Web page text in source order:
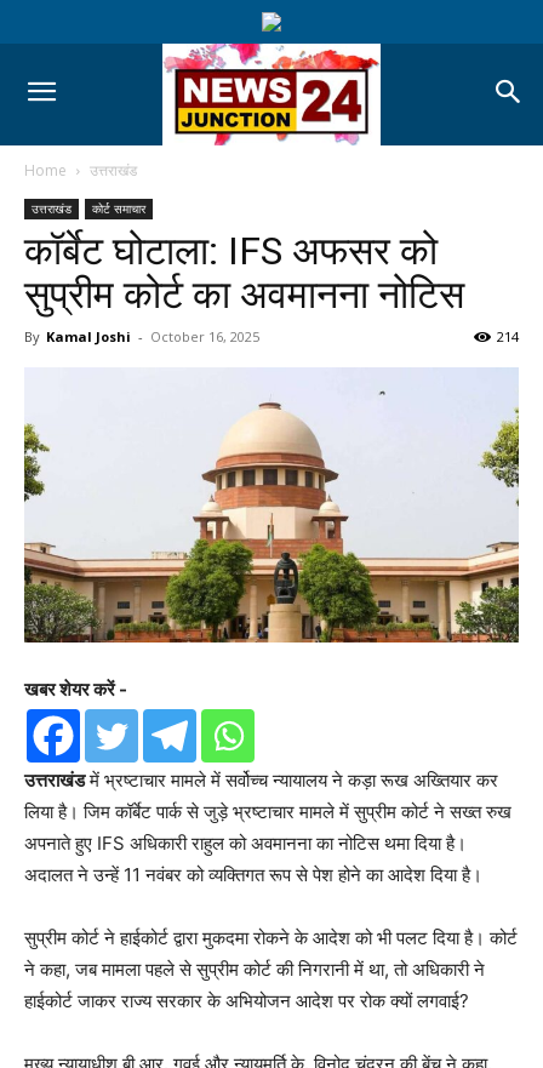
Home उत्तराखंड
उत्तराखंड कोर्ट समाचार
कॉर्बेट घोटाला: IFS अफसर को
सुप्रीम कोर्ट का अवमानना नोटिस
By Kamal Joshi - October 16, 2025 214
खबर शेयर करें -
उत्तराखंडमें भ्रष्टाचार मामले में सर्वोच्च न्यायालय ने कड़ा रूख अख्तियार कर
लिया है। जिम कॉर्बेट पार्क से जुड़े भ्रष्टाचार मामले में सुप्रीम कोर्ट ने सख्त रुख
अपनाते हुए IFS अधिकारी राहुल को अवमानना का नोटिस थमा दिया है।
अदालत ने उन्हें 11 नवंबर को व्यक्तिगत रूप से पेश होने का आदेश दिया है।
सुप्रीम कोर्ट ने हाईकोर्ट द्वारा मुकदमा रोकने के आदेश को भी पलट दिया है। कोर्ट
ने कहा, जब मामला पहले से सुप्रीम कोर्ट की निगरानी में था, तो अधिकारी ने
हाईकोर्ट जाकर राज्य सरकार के अभियोजन आदेश पर रोक क्यों लगवाई?